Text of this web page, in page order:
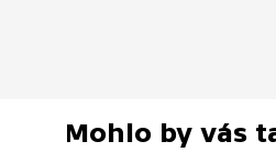
Mohlo by vás